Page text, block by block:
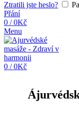
Ztratili jste heslo?
Přání
0 / 0Kč
Menu
0 / 0Kč